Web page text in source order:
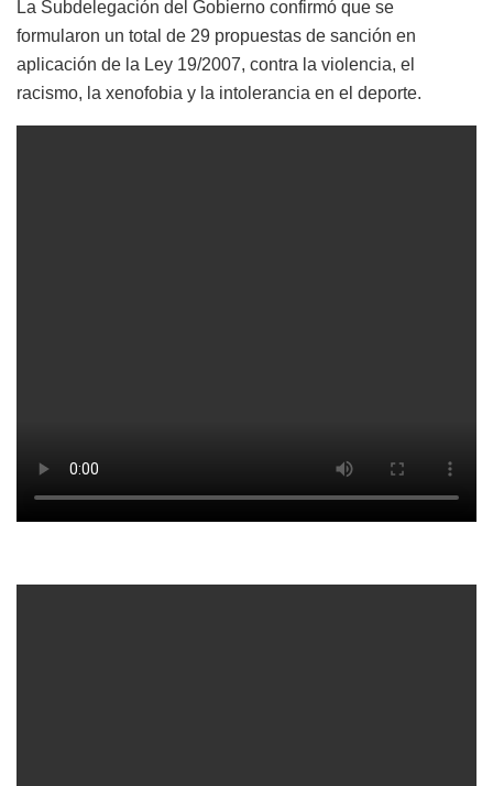
La Subdelegación del Gobierno confirmó que se
formularon un total de 29 propuestas de sanción en
aplicación de la Ley 19/2007, contra la violencia, el
racismo, la xenofobia y la intolerancia en el deporte.